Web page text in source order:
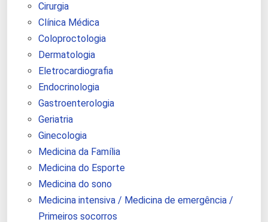
Cirurgia
Clínica Médica
Coloproctologia
Dermatologia
Eletrocardiografia
Endocrinologia
Gastroenterologia
Geriatria
Ginecologia
Medicina da Família
Medicina do Esporte
Medicina do sono
Medicina intensiva / Medicina de emergência /
Primeiros socorros